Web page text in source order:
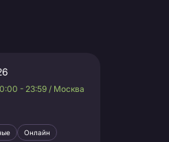
- 23:59 / Москва
Онлайн